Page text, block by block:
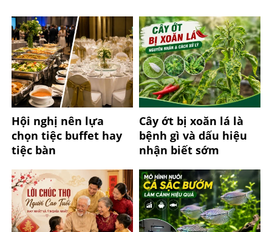
Hội nghị nên lựa
chọn tiệc buffet hay
tiệc bàn
Cây ớt bị xoăn lá là
bệnh gì và dấu hiệu
nhận biết sớm